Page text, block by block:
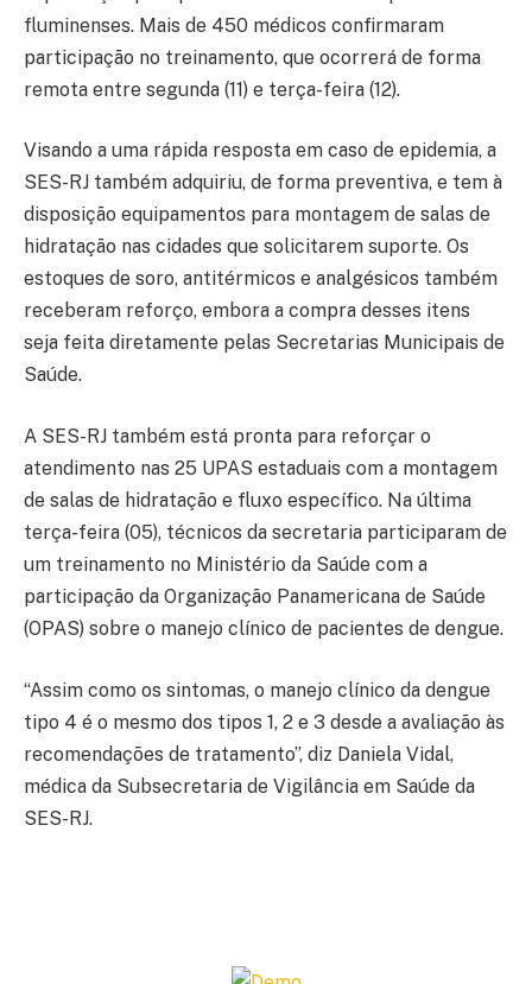
fluminenses. Mais de 450 médicos confirmaram
participação no treinamento, que ocorrerá de forma
remota entre segunda (11) e terça-feira (12).
Visando a uma rápida resposta em caso de epidemia, a
SES-RJ também adquiriu, de forma preventiva, e tem à
disposição equipamentos para montagem de salas de
hidratação nas cidades que solicitarem suporte. Os
estoques de soro, antitérmicos e analgésicos também
receberam reforço, embora a compra desses itens
seja feita diretamente pelas Secretarias Municipais de
Saúde.
A SES-RJ também está pronta para reforçar o
atendimento nas 25 UPAS estaduais com a montagem
de salas de hidratação e fluxo específico. Na última
terça-feira (05), técnicos da secretaria participaram de
um treinamento no Ministério da Saúde com a
participação da Organização Panamericana de Saúde
(OPAS) sobre o manejo clínico de pacientes de dengue.
“Assim como os sintomas, o manejo clínico da dengue
tipo 4 é o mesmo dos tipos 1, 2 e 3 desde a avaliação às
recomendações de tratamento”, diz Daniela Vidal,
médica da Subsecretaria de Vigilância em Saúde da
SES-RJ.